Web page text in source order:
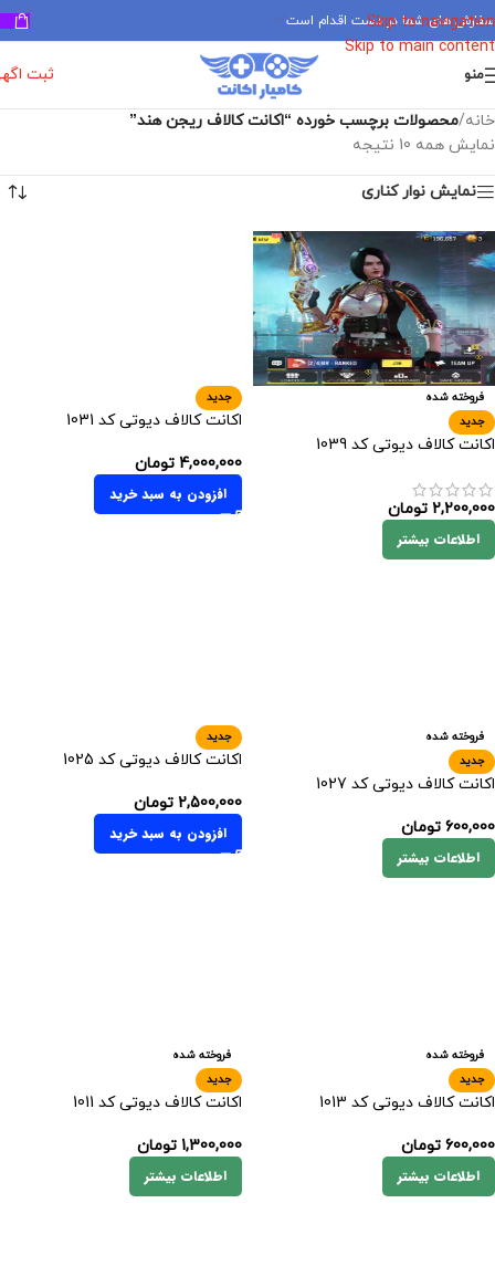
Skip to navigation
Skip to main content
سفارش های شما در دست اقدام است
منو ثبت
خانه/محصولات برچسب خورده “اکانت کالاف ریجن هند”
نمایش همه 10 نتیجه
نمایش نوار کناری
فروخته شده
جدید
اکانت کالاف دیوتی کد 1039
2,200,000 تومان
اطلاعات بیشتر
جدید
اکانت کالاف دیوتی کد 1031
4,000,000 تومان
افزودن به سبد خرید
فروخته شده
جدید
اکانت کالاف دیوتی کد 1027
600,000 تومان
اطلاعات بیشتر
جدید
اکانت کالاف دیوتی کد 1025
2,500,000 تومان
افزودن به سبد خرید
فروخته شده
جدید
اکانت کالاف دیوتی کد 1013
600,000 تومان
اطلاعات بیشتر
فروخته شده
جدید
اکانت کالاف دیوتی کد 1011
1,300,000 تومان
اطلاعات بیشتر